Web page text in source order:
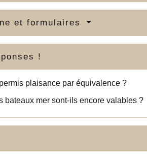
et formulaires
!
plaisance par équivalence ?
bateaux mer sont-ils encore valables ?